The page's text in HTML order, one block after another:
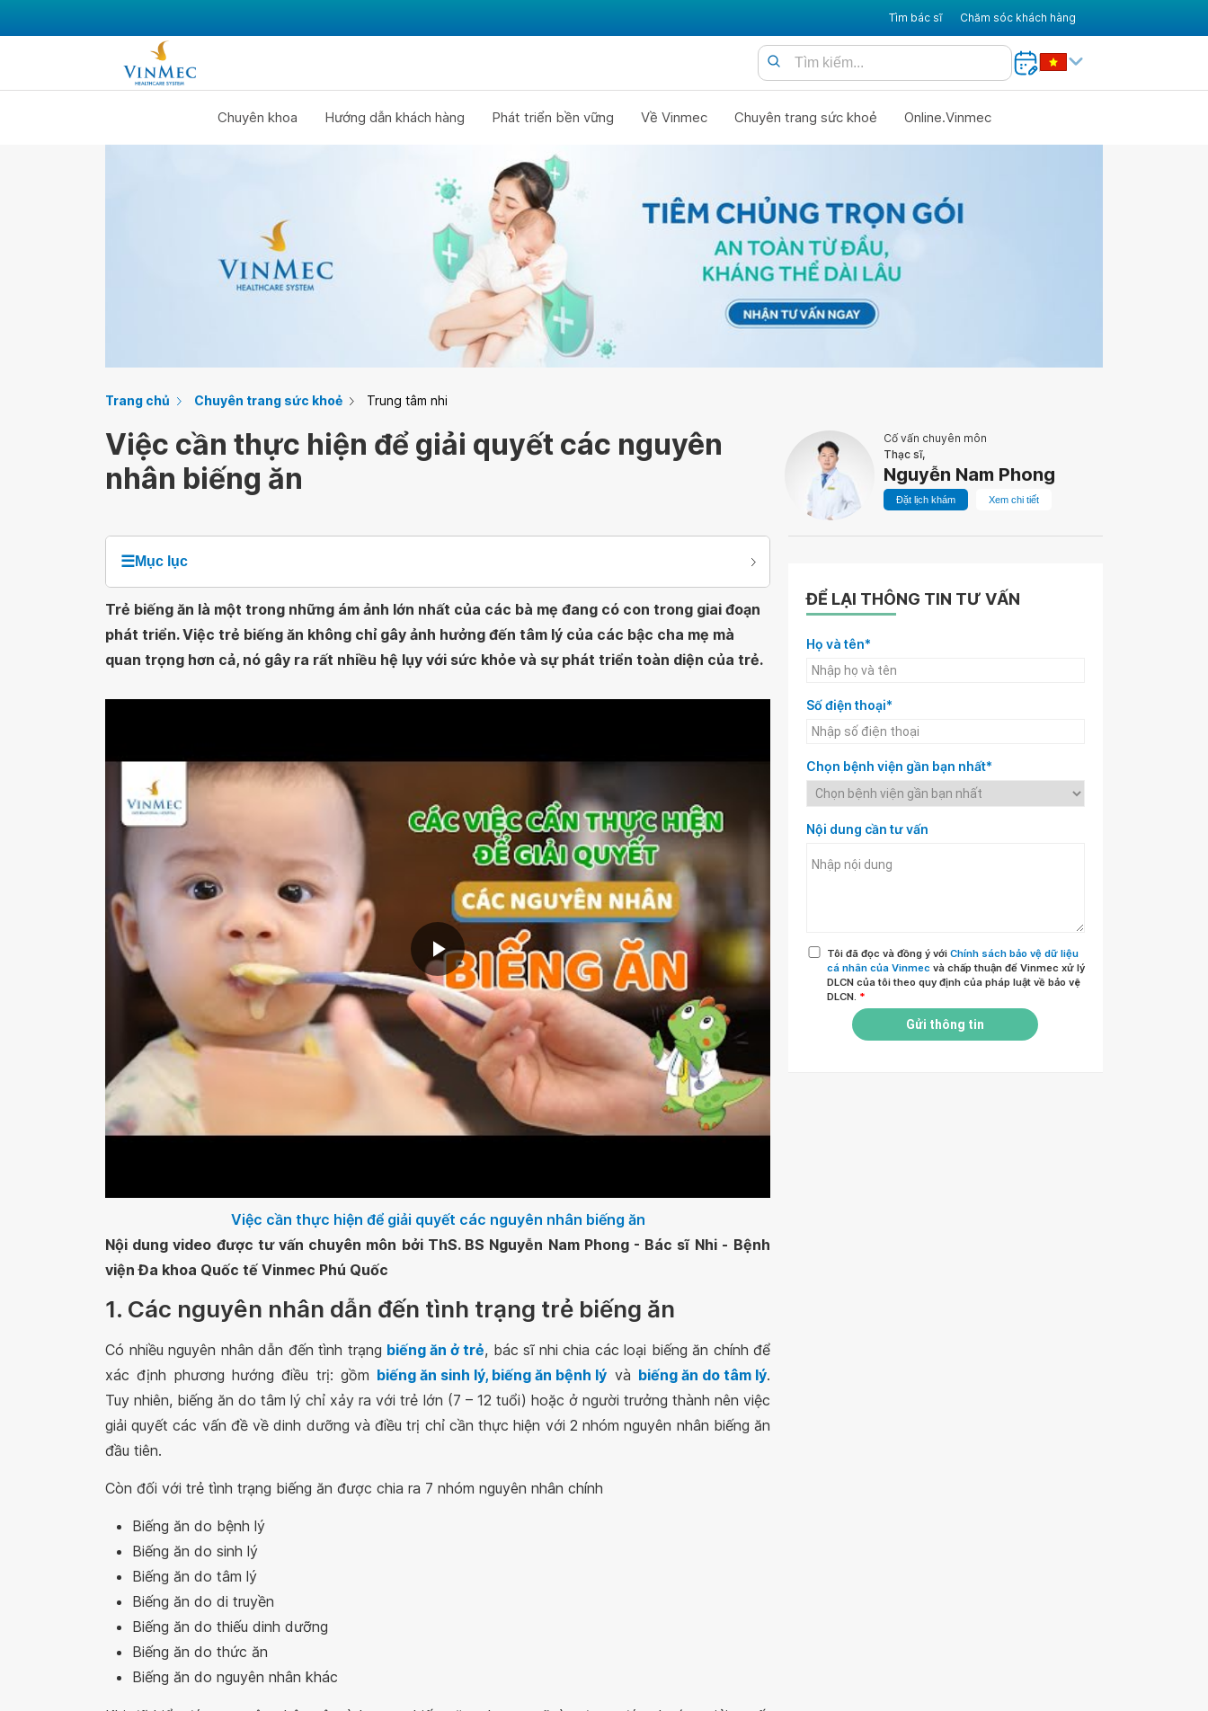
Tìm bác sĩ Chăm sóc khách hàng
Chuyên khoa Hướng dẫn khách hàng Phát triển bền vững Về Vinmec Chuyên trang sức khoẻ Online.Vinmec
Trang chủ Chuyên trang sức khoẻ Trung tâm nhi
Việc cần thực hiện để giải quyết các nguyên
nhân biếng ăn
Cố vấn chuyên môn
Thạc sĩ,
Nguyễn Nam Phong
Đặt lịch khám Xem chi tiết
☰Mục lục
Trẻ biếng ăn là một trong những ám ảnh lớn nhất của các bà mẹ đang có con trong giai đoạn
phát triển. Việc trẻ biếng ăn không chỉ gây ảnh hưởng đến tâm lý của các bậc cha mẹ mà
quan trọng hơn cả, nó gây ra rất nhiều hệ lụy với sức khỏe và sự phát triển toàn diện của trẻ.
Việc cần thực hiện để giải quyết các nguyên nhân biếng ăn
Nội dung video được tư vấn chuyên môn bởi ThS. BS Nguyễn Nam Phong - Bác sĩ Nhi - Bệnh
viện Đa khoa Quốc tế Vinmec Phú Quốc
1. Các nguyên nhân dẫn đến tình trạng trẻ biếng ăn
Có nhiều nguyên nhân dẫn đến tình trạng biếng ăn ở trẻ, bác sĩ nhi chia các loại biếng ăn chính để
xác định phương hướng điều trị: gồm biếng ăn sinh lý, biếng ăn bệnh lý và biếng ăn do tâm lý.
Tuy nhiên, biếng ăn do tâm lý chỉ xảy ra với trẻ lớn (7 – 12 tuổi) hoặc ở người trưởng thành nên việc
giải quyết các vấn đề về dinh dưỡng và điều trị chỉ cần thực hiện với 2 nhóm nguyên nhân biếng ăn
đầu tiên.
Còn đối với trẻ tình trạng biếng ăn được chia ra 7 nhóm nguyên nhân chính
Biếng ăn do bệnh lý
Biếng ăn do sinh lý
Biếng ăn do tâm lý
Biếng ăn do di truyền
Biếng ăn do thiếu dinh dưỡng
Biếng ăn do thức ăn
Biếng ăn do nguyên nhân khác
ĐỂ LẠI THÔNG TIN TƯ VẤN
Họ và tên*
Số điện thoại*
Chọn bệnh viện gần bạn nhất*
Nội dung cần tư vấn
Tôi đã đọc và đồng ý với Chính sách bảo vệ dữ liệu
cá nhân của Vinmec và chấp thuận để Vinmec xử lý
DLCN của tôi theo quy định của pháp luật về bảo vệ
DLCN. *
Gửi thông tin